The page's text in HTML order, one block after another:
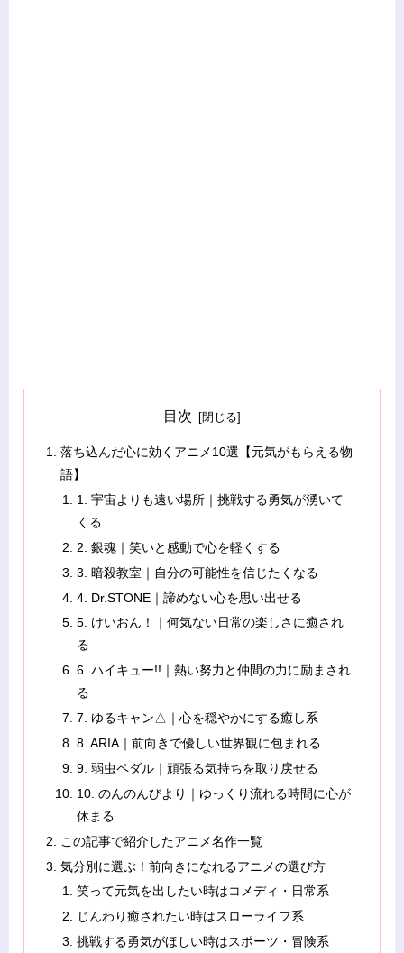
目次
落ち込んだ心に効くアニメ10選【元気がもらえる物
語】
1. 宇宙よりも遠い場所｜挑戦する勇気が湧いて
くる
2. 銀魂｜笑いと感動で心を軽くする
3. 暗殺教室｜自分の可能性を信じたくなる
4. Dr.STONE｜諦めない心を思い出せる
5. けいおん！｜何気ない日常の楽しさに癒され
る
6. ハイキュー!!｜熱い努力と仲間の力に励まされ
る
7. ゆるキャン△｜心を穏やかにする癒し系
8. ARIA｜前向きで優しい世界観に包まれる
9. 弱虫ペダル｜頑張る気持ちを取り戻せる
10. のんのんびより｜ゆっくり流れる時間に心が
休まる
この記事で紹介したアニメ名作一覧
気分別に選ぶ！前向きになれるアニメの選び方
笑って元気を出したい時はコメディ・日常系
じんわり癒されたい時はスローライフ系
挑戦する勇気がほしい時はスポーツ・冒険系